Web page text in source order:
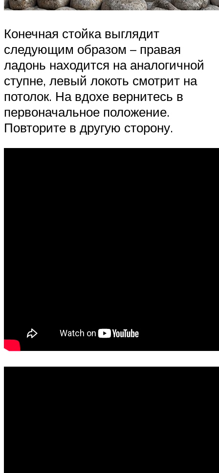
Конечная стойка выглядит
следующим образом – правая
ладонь находится на аналогичной
ступне, левый локоть смотрит на
потолок. На вдохе вернитесь в
первоначальное положение.
Повторите в другую сторону.